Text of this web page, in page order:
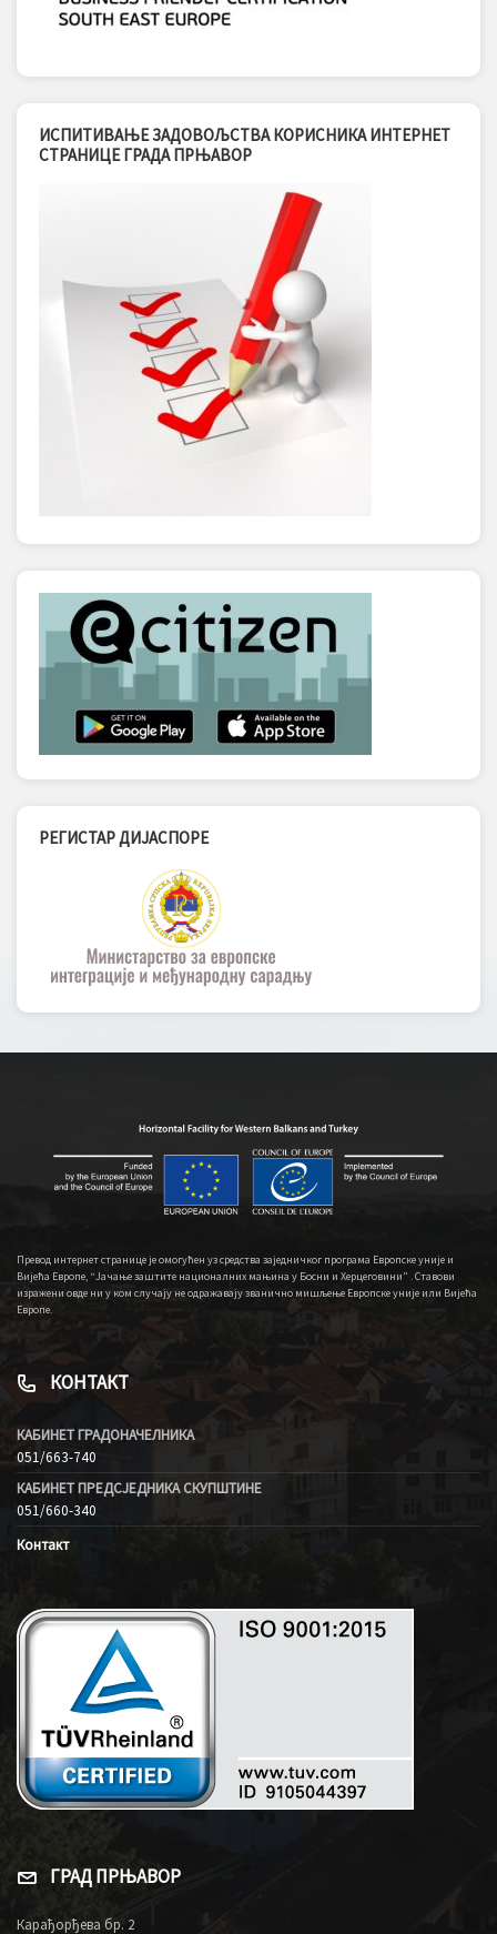
ИСПИТИВАЊЕ ЗАДОВОЉСТВА КОРИСНИКА ИНТЕРНЕТ
СТРАНИЦЕ ГРАДА ПРЊАВОР
РЕГИСТАР ДИЈАСПОРЕ
Превод интернет странице је омогућен уз средства заједничког програма Европске уније и
Вијећа Европе, “Јачање заштите националних мањина у Босни и Херцеговини” . Ставови
изражени овде ни у ком случају не одражавају званично мишљење Европске уније или Вијећа
Европе.
КОНТАКТ
КАБИНЕТ ГРАДОНАЧЕЛНИКА
051/663-740
КАБИНЕТ ПРЕДСЈЕДНИКА СКУПШТИНЕ
051/660-340
Контакт
ГРАД ПРЊАВОР
Карађорђева бр. 2